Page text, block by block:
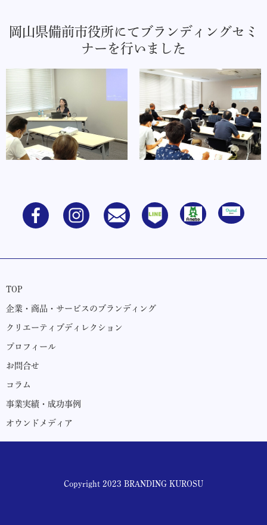
岡山県備前市役所にてブランディングセミ
ナーを行いました
TOP
企業・商品・サービスのブランディング
クリエーティブディレクション
プロフィール
お問合せ
コラム
事業実績・成功事例
オウンドメディア
Copyright 2023 BRANDING KUROSU